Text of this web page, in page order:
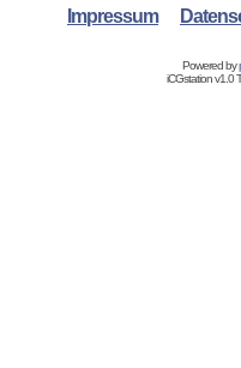
Impressum
Powered by
iCGstation v1.0